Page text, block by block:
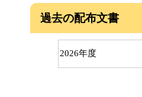
過去の配布文書